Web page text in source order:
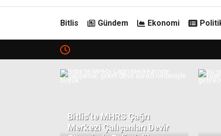
Bitlis Gündem Ekonomi
Bitlis’te MHRS Çağrı
Merkezi Çalışanları Devir